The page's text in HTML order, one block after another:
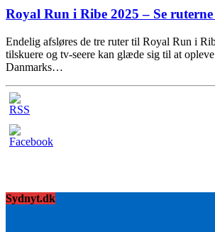
Royal Run i Ribe 2025 – Se
Endelig afsløres de tre ruter til Royal Run i
tilskuere og tv-seere kan glæde sig til at
Danmarks…
Sydnyt.dk